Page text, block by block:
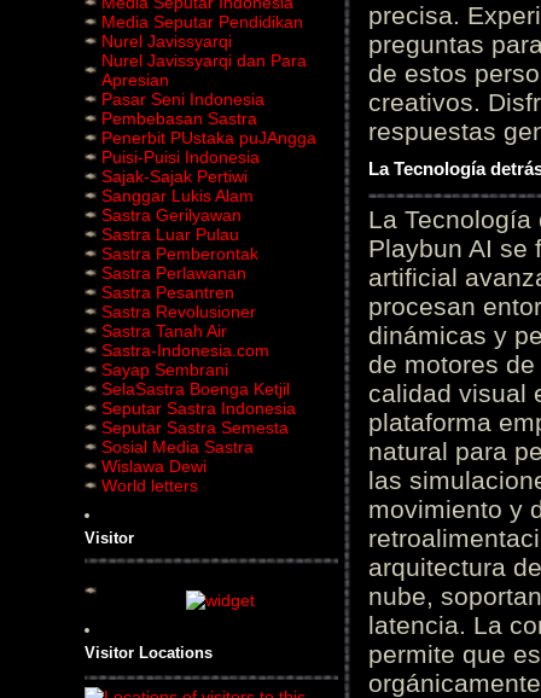
Media Seputar Pendidikan
Nurel Javissyarqi
Nurel Javissyarqi dan Para
Apresian
Pasar Seni Indonesia
Pembebasan Sastra
Penerbit PUstaka puJAngga
Puisi-Puisi Indonesia
Sajak-Sajak Pertiwi
Sanggar Lukis Alam
Sastra Gerilyawan
Sastra Luar Pulau
Sastra Pemberontak
Sastra Perlawanan
Sastra Pesantren
Sastra Revolusioner
Sastra Tanah Air
Sastra-Indonesia.com
Sayap Sembrani
SelaSastra Boenga Ketjil
Seputar Sastra Indonesia
Seputar Sastra Semesta
Sosial Media Sastra
Wislawa Dewi
World letters
Visitor
Visitor Locations
precisa.
preguntas
de estos
creativos.
respuestas
La Tecnología
La
Playbun AI se
artificial
procesan
dinámicas y
de motores
calidad visual
plataforma
natural para
las
movimiento y
arquitectura
nube,
latencia. La
permite que